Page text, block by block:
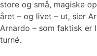
store og små, magiske
året – og livet – ut, sier
Arnardo – som faktisk er
turné.